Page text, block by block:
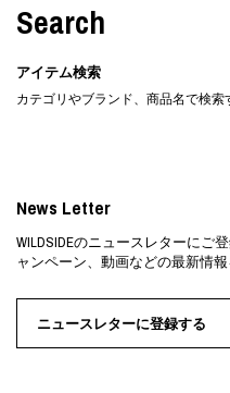
Search
アイテム検索
カテゴリやブランド、商品名で検索
News Letter
WILDSIDEのニュースレターにご
ャンペーン、動画などの最新情
ニュースレターに登録する